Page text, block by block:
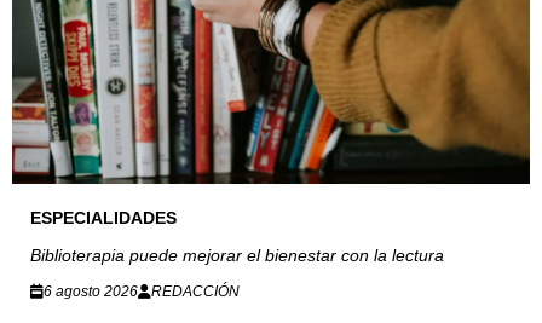
ESPECIALIDADES
Biblioterapia puede mejorar el bienestar con la lectura
6 agosto 2026 REDACCIÓN